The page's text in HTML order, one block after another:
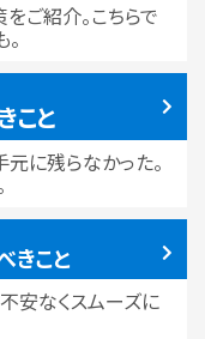
ご紹介。こちらで
こと
に残らなかった。
きこと
安なくスムーズに